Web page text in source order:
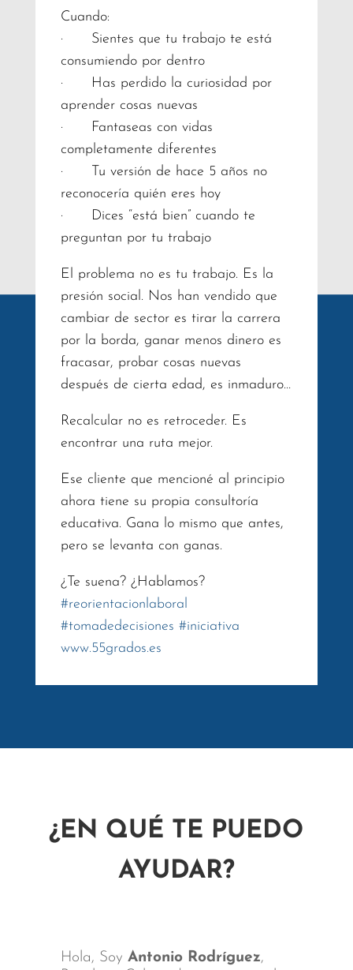
Cuando:
· Sientes que tu trabajo te está
consumiendo por dentro
· Has perdido la curiosidad por
aprender cosas nuevas
· Fantaseas con vidas
completamente diferentes
· Tu versión de hace 5 años no
reconocería quién eres hoy
· Dices “está bien” cuando te
preguntan por tu trabajo
El problema no es tu trabajo. Es la
presión social. Nos han vendido que
cambiar de sector es tirar la carrera
por la borda, ganar menos dinero es
fracasar, probar cosas nuevas
después de cierta edad, es inmaduro…
Recalcular no es retroceder. Es
encontrar una ruta mejor.
Ese cliente que mencioné al principio
ahora tiene su propia consultoría
educativa. Gana lo mismo que antes,
pero se levanta con ganas.
¿Te suena? ¿Hablamos?
#reorientacionlaboral
#tomadedecisiones #iniciativa
www.55grados.es
¿EN QUÉ TE PUEDO
AYUDAR?
Hola, Soy Antonio Rodríguez,